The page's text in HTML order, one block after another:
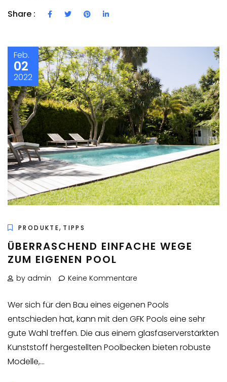
Share :
Feb.
02
2022
PRODUKTE, TIPPS
ÜBERRASCHEND EINFACHE WEGE
ZUM EIGENEN POOL
by admin Keine Kommentare
Wer sich für den Bau eines eigenen Pools
entschieden hat, kann mit den GFK Pools eine sehr
gute Wahl treffen. Die aus einem glasfaserverstärkten
Kunststoff hergestellten Poolbecken bieten robuste
Modelle,...